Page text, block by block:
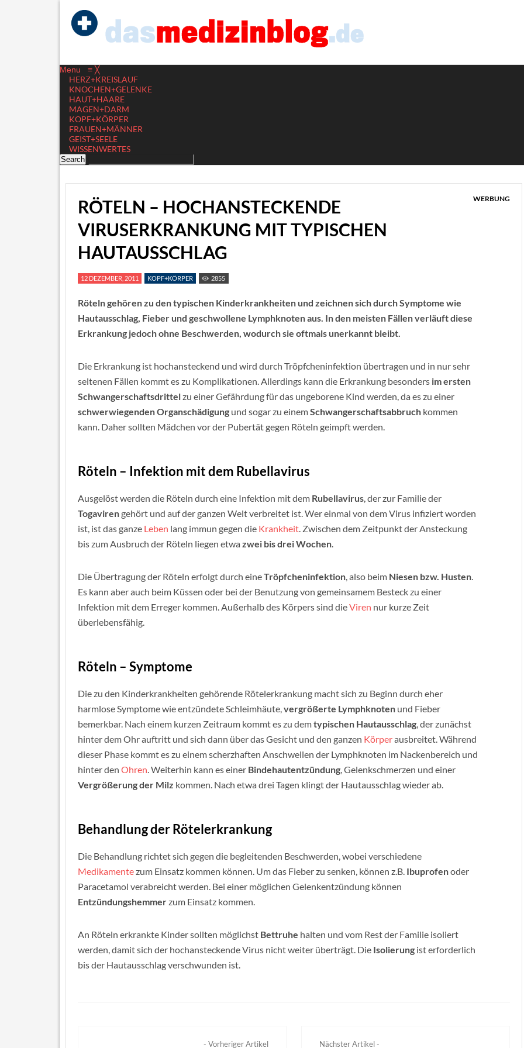
Menu ≡ ╳
HERZ+KREISLAUF
KNOCHEN+GELENKE
HAUT+HAARE
MAGEN+DARM
KOPF+KÖRPER
FRAUEN+MÄNNER
GEIST+SEELE
WISSENWERTES
RÖTELN – HOCHANSTECKENDE
VIRUSERKRANKUNG MIT TYPISCHEN
HAUTAUSSCHLAG
WERBUNG
12 DEZEMBER, 2011 KOPF+KÖRPER 2855
Röteln gehören zu den typischen Kinderkrankheiten und zeichnen sich durch Symptome wie
Hautausschlag, Fieber und geschwollene Lymphknoten aus. In den meisten Fällen verläuft diese
Erkrankung jedoch ohne Beschwerden, wodurch sie oftmals unerkannt bleibt.
Die Erkrankung ist hochansteckend und wird durch Tröpfcheninfektion übertragen und in nur sehr
seltenen Fällen kommt es zu Komplikationen. Allerdings kann die Erkrankung besonders im ersten
Schwangerschaftsdrittelzu einer Gefährdung für das ungeborene Kind werden, da es zu einer
schwerwiegenden Organschädigung und sogar zu einemSchwangerschaftsabbruch kommen
kann. Daher sollten Mädchen vor der Pubertät gegen Röteln geimpft werden.
Röteln – Infektion mit dem Rubellavirus
Ausgelöst werden die Röteln durch eine Infektion mit dem Rubellavirus, der zur Familie der
Togavirengehört und auf der ganzen Welt verbreitet ist. Wer einmal von dem Virus infiziert worden
ist, ist das ganze Leben lang immun gegen die Krankheit. Zwischen dem Zeitpunkt der Ansteckung
bis zum Ausbruch der Röteln liegen etwa zwei bis drei Wochen.
Die Übertragung der Röteln erfolgt durch eineTröpfcheninfektion, also beim Niesen bzw. Husten.
Es kann aber auch beim Küssen oder bei der Benutzung von gemeinsamem Besteck zu einer
Infektion mit dem Erreger kommen. Außerhalb des Körpers sind dieViren nur kurze Zeit
überlebensfähig.
Röteln – Symptome
Die zu den Kinderkrankheiten gehörende Rötelerkrankung macht sich zu Beginn durch eher
harmlose Symptome wie entzündete Schleimhäute,vergrößerte Lymphknoten und Fieber
bemerkbar. Nach einem kurzen Zeitraum kommt es zu demtypischen Hautausschlag, der zunächst
hinter dem Ohr auftritt und sich dann über das Gesicht und den ganzen Körperausbreitet. Während
dieser Phase kommt es zu einem scherzhaften Anschwellen der Lymphknoten im Nackenbereich und
hinter den Ohren. Weiterhin kann es einer Bindehautentzündung, Gelenkschmerzen und einer
Vergrößerung der Milz kommen. Nach etwa drei Tagen klingt der Hautausschlag wieder ab.
Behandlung der Rötelerkrankung
Die Behandlung richtet sich gegen die begleitenden Beschwerden, wobei verschiedene
Medikamentezum Einsatz kommen können. Um das Fieber zu senken, können z.B. Ibuprofenoder
Paracetamol verabreicht werden. Bei einer möglichen Gelenkentzündung können
Entzündungshemmerzum Einsatz kommen.
An Röteln erkrankte Kinder sollten möglichst Bettruhe halten und vom Rest der Familie isoliert
werden, damit sich der hochansteckende Virus nicht weiter überträgt. Die Isolierung ist erforderlich
bis der Hautausschlag verschwunden ist.
- Vorheriger Artikel Nächster Artikel -